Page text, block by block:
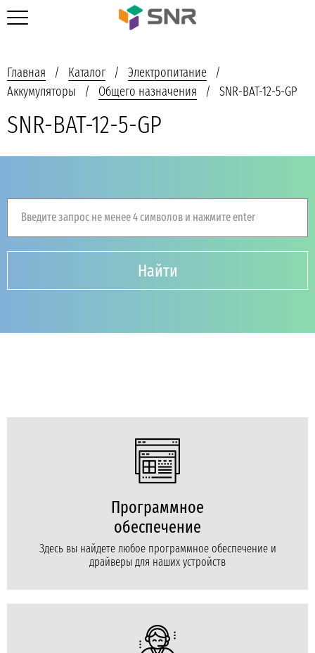
Главная Каталог
Электропитание
Аккумуляторы
Общего назначения SNR-BAT-12-5-GP
SNR-BAT-12-5-GP
Введите запрос не менее 4 символов и нажмите enter
Найти
Программное
обеспечение
Здесь вы найдете любое программное обеспечение и
драйверы для наших устройств